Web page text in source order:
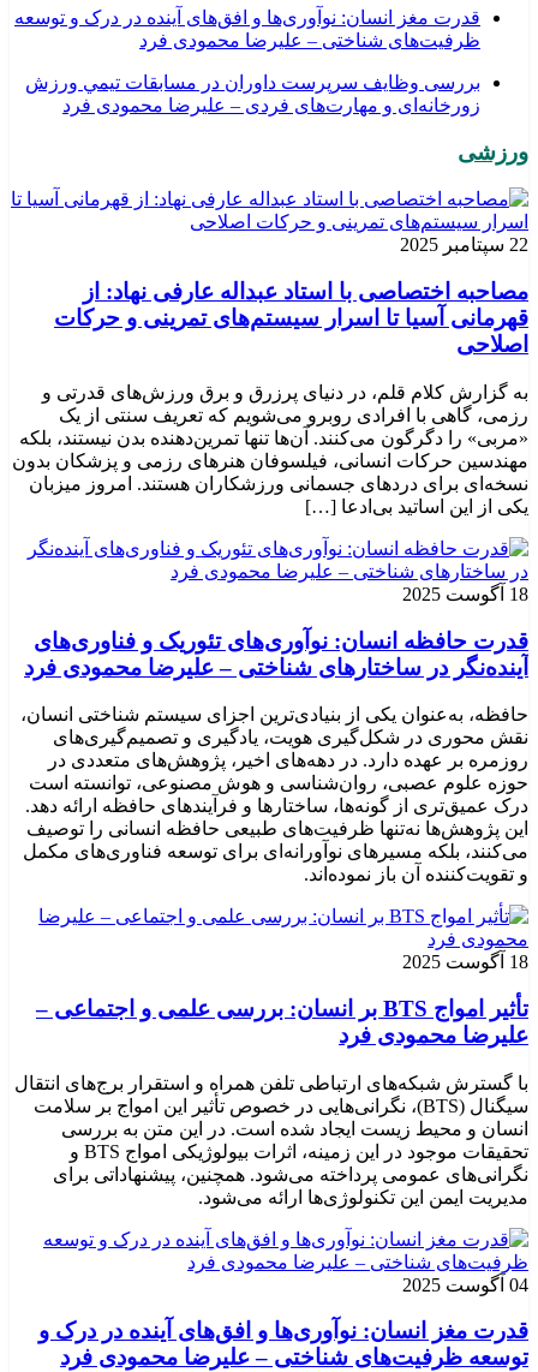
قدرت مغز انسان: نوآوری‌ها و افق‌های آینده در درک و توسعه
ظرفیت‌های شناختی – علیرضا محمودی فرد
بررسی وظايف سرپرست داوران در مسابقات تیمي ورزش
زورخانه‌ای و مهارت‌های فردی – علیرضا محمودی فرد
ورزشی
22 سپتامبر 2025
مصاحبه اختصاصی با استاد عبداله عارفی نهاد: از
قهرمانی آسیا تا اسرار سیستم‌های تمرینی و حرکات
اصلاحی
به گزارش کلام قلم، در دنیای پرزرق و برق ورزش‌های قدرتی و
رزمی، گاهی با افرادی روبرو می‌شویم که تعریف سنتی از یک
«مربی» را دگرگون می‌کنند. آن‌ها تنها تمرین‌دهنده بدن نیستند، بلکه
مهندسین حرکات انسانی، فیلسوفان هنرهای رزمی و پزشکان بدون
نسخه‌ای برای دردهای جسمانی ورزشکاران هستند. امروز میزبان
یکی از این اساتید بی‌ادعا […]
18 آگوست 2025
قدرت حافظه انسان: نوآوری‌های تئوریک و فناوری‌های
آینده‌نگر در ساختارهای شناختی – علیرضا محمودی فرد
حافظه، به‌عنوان یکی از بنیادی‌ترین اجزای سیستم شناختی انسان،
نقش محوری در شکل‌گیری هویت، یادگیری و تصمیم‌گیری‌های
روزمره بر عهده دارد. در دهه‌های اخیر، پژوهش‌های متعددی در
حوزه علوم عصبی، روان‌شناسی و هوش مصنوعی، توانسته‌ است
درک عمیق‌تری از گونه‌ها، ساختارها و فرآیندهای حافظه ارائه دهد.
این پژوهش‌ها نه‌تنها ظرفیت‌های طبیعی حافظه انسانی را توصیف
می‌کنند، بلکه مسیرهای نوآورانه‌ای برای توسعه فناوری‌های مکمل
و تقویت‌کننده آن باز نموده‌اند.
18 آگوست 2025
تأثیر امواج BTS بر انسان: بررسی علمی و اجتماعی –
علیرضا محمودی فرد
با گسترش شبکه‌های ارتباطی تلفن همراه و استقرار برج‌های انتقال
سیگنال (BTS)، نگرانی‌هایی در خصوص تأثیر این امواج بر سلامت
انسان و محیط زیست ایجاد شده است. در این متن به بررسی
تحقیقات موجود در این زمینه، اثرات بیولوژیکی امواج BTS و
نگرانی‌های عمومی پرداخته می‌شود. همچنین، پیشنهاداتی برای
مدیریت ایمن این تکنولوژی‌ها ارائه می‌شود.
04 آگوست 2025
قدرت مغز انسان: نوآوری‌ها و افق‌های آینده در درک و
توسعه ظرفیت‌های شناختی – علیرضا محمودی فرد